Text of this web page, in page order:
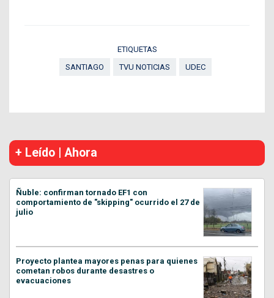
ETIQUETAS
SANTIAGO
TVU NOTICIAS UDEC
+ Leído | Ahora
Ñuble: confirman tornado EF1 con
comportamiento de "skipping" ocurrido el 27 de
julio
Proyecto plantea mayores penas para quienes
cometan robos durante desastres o
evacuaciones